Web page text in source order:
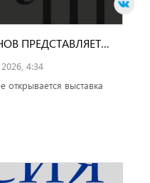
ПРЕДСТАВЛЯЕТ…
4:34
открывается выставка